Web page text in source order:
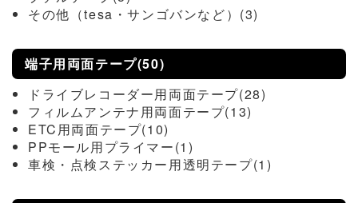
その他（tesa・サンゴバンなど）(3)
端子用両面テープ(50)
ドライブレコーダー用両面テープ(28)
フィルムアンテナ用両面テープ(13)
ETC用両面テープ(10)
PPモール用プライマー(1)
車検・点検ステッカー用透明テープ(1)